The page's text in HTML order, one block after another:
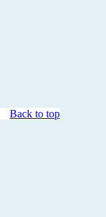
Back to top